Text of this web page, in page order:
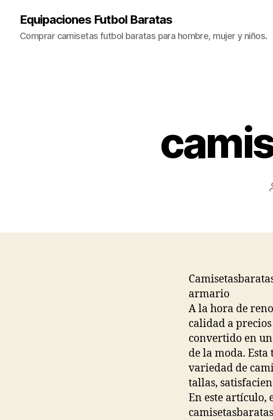
Equipaciones Futbol Baratas
Comprar camisetas futbol baratas para hombre, mujer y niños.
armario
A la hora de
calidad a precios
convertido en
de la moda.
variedad de
tallas,
En este artículo,